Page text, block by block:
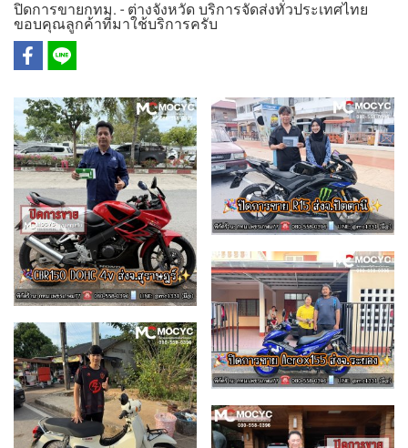
ปิดการขายกทม. - ต่างจังหวัด บริการจัดส่งทั่วประเทศไทย
ขอบคุณลูกค้าที่มาใช้บริการครับ